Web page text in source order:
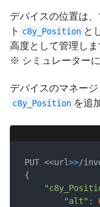
デバイスの位置は
ト c8y_Position と
高度として管理しま
※ シミュレーター
デバイスのマネー
c8y_Position を追
PUT <<url>>/
{
"alt" :